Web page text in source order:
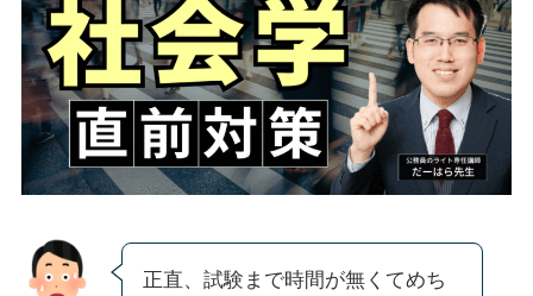
正直、試験まで時間が無くてめち